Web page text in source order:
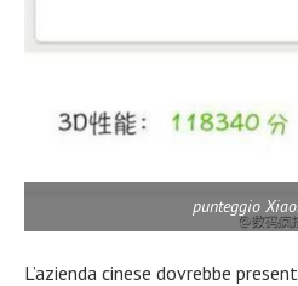
punteggio
L’azienda cinese dovrebbe